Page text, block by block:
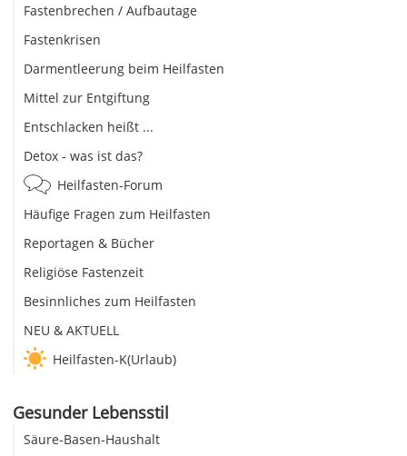
Fastenbrechen / Aufbautage
Fastenkrisen
Darmentleerung beim Heilfasten
Mittel zur Entgiftung
Entschlacken heißt ...
Detox - was ist das?
Heilfasten-Forum
Häufige Fragen zum Heilfasten
Reportagen & Bücher
Religiöse Fastenzeit
Besinnliches zum Heilfasten
NEU & AKTUELL
Heilfasten-K(Urlaub)
Gesunder Lebensstil
Säure-Basen-Haushalt